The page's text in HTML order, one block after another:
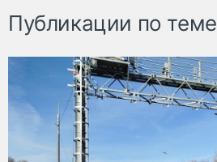
Публикации по теме